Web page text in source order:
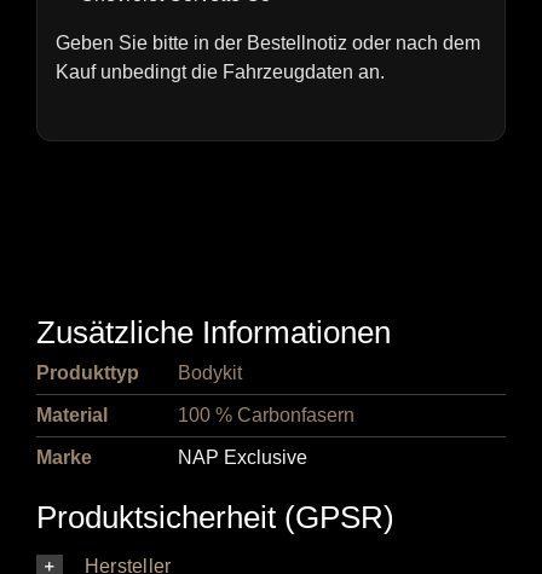
Geben Sie bitte in der Bestellnotiz oder nach dem
Kauf unbedingt die Fahrzeugdaten an.
Zusätzliche Informationen
Produkttyp Bodykit
Material 100 % Carbonfasern
Marke NAP Exclusive
Produktsicherheit (GPSR)
Hersteller